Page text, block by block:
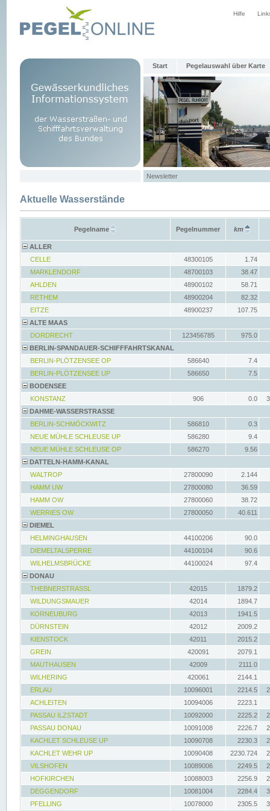
Hilfe
Start Pegelauswahl über Karte
Newsletter
Aktuelle Wasserstände
Pegelname Pegelnummer km
ALLER
CELLE
48300105
1.74
MARKLENDORF
48700103
38.47
AHLDEN
48900102
58.71
RETHEM
48900204
82.32
EITZE
48900237
107.75
ALTE MAAS
DORDRECHT
123456785
975.0
BERLIN-SPANDAUER-SCHIFFFAHRTSKANAL
BERLIN-PLÖTZENSEE OP
586640
7.4
BERLIN-PLÖTZENSEE UP
586650
7.5
BODENSEE
KONSTANZ
906 0.0
DAHME-WASSERSTRASSE
BERLIN-SCHMÖCKWITZ
586810
0.3
NEUE MÜHLE SCHLEUSE UP
586280
9.4
NEUE MÜHLE SCHLEUSE OP
586270
9.56
DATTELN-HAMM-KANAL
WALTROP
27800090
2.144
HAMM UW
27800080
36.59
HAMM OW
27800060
38.72
WERRIES OW
27800050
40.611
DIEMEL
HELMINGHAUSEN
44100206
90.0
DIEMELTALSPERRE
44100104
90.6
WILHELMSBRÜCKE
44100024
97.4
DONAU
THEBNERSTRASSL
42015
1879.2
WILDUNGSMAUER
42014
1894.7
KORNEUBURG
42013
1941.5
DÜRNSTEIN
42012
2009.2
KIENSTOCK
42011
2015.2
GREIN
420091
2079.1
MAUTHAUSEN
42009
2111.0
WILHERING
420061
2144.1
ERLAU
10096001 2214.5
ACHLEITEN
10094006
2223.1
PASSAU ILZSTADT
10092000 2225.2
PASSAU DONAU
10091008 2226.7
KACHLET SCHLEUSE UP
10090708 2230.3
KACHLET WEHR UP
10090408 2230.724
VILSHOFEN
10089006 2249.5
HOFKIRCHEN
10088003 2256.9
DEGGENDORF
10081004 2284.4
PFELLING
10078000 2305.5